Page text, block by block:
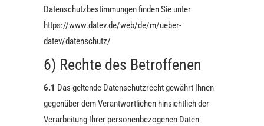
Datenschutzbestimmungen finden Sie unter
https://www.datev.de/web/de/m/ueber-
datev/datenschutz/
6) Rechte des Betroffenen
6.1 Das geltende Datenschutzrecht gewährt Ihnen
gegenüber dem Verantwortlichen hinsichtlich der
Verarbeitung Ihrer personenbezogenen Daten